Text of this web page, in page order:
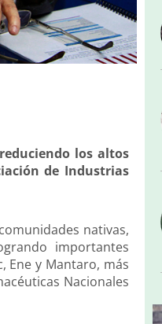
los altos
de Industrias
nativas,
importantes
Ene y Mantaro, más
Nacionales